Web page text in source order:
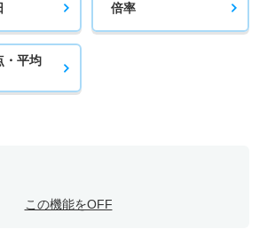
倍率
・平均
この機能をOFF